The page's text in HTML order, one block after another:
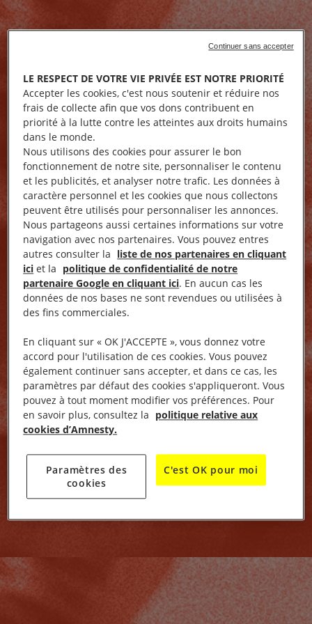
LE RESPECT DE VOTRE VIE PRIVÉE EST NOTRE PRIORITÉ
Accepter les cookies, c'est nous soutenir et réduire nos
frais de collecte afin que vos dons contribuent en
priorité à la lutte contre les atteintes aux droits humains
dans le monde.
Nous utilisons des cookies pour assurer le bon
fonctionnement de notre site, personnaliser le contenu
et les publicités, et analyser notre trafic. Les données à
caractère personnel et les cookies que nous collectons
peuvent être utilisés pour personnaliser les annonces.
Nous partageons aussi certaines informations sur votre
navigation avec nos partenaires. Vous pouvez entres
autres consulter la liste de nos partenaires en cliquant
ici et la politique de confidentialité de notre
partenaire Google en cliquant ici. En aucun cas les
données de nos bases ne sont revendues ou utilisées à
des fins commerciales.
En cliquant sur « OK J'ACCEPTE », vous donnez votre
accord pour l'utilisation de ces cookies. Vous pouvez
également continuer sans accepter, et dans ce cas, les
paramètres par défaut des cookies s'appliqueront. Vous
pouvez à tout moment modifier vos préférences. Pour
en savoir plus, consultez la politique relative aux
cookies d’Amnesty.
Paramètres des
cookies
C'est OK pour moi
Continuer sans accepter